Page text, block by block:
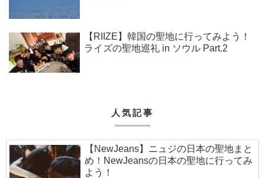
【RIIZE】韓国の聖地に行ってみよう！
ライズの聖地巡礼 in ソウル Part.2
人気記事
【NewJeans】ニュジの日本の聖地まと
め！NewJeansの日本の聖地に行ってみ
よう！